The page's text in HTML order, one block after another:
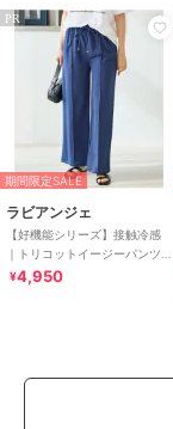
PR
期間限定SALE
ラビアンジェ
【好機能シリーズ】接触冷感
｜トリコットイージーパンツ
｜楽なのに美脚/ストレッチ/セ
¥4,950